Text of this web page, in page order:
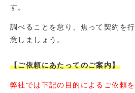
す。
調べることを怠り、焦って契約を
意しましょう。
【ご依頼にあたってのご案内】
弊社では下記の目的によるご依頼